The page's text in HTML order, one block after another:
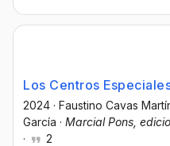
Los Centros
2024 · Faustino Cavas
García · Marcial Pons,
·
2